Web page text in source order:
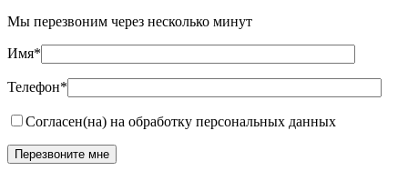
Мы перезвоним через несколько минут
Имя*
Телефон*
Согласен(на) на обработку персональных данных